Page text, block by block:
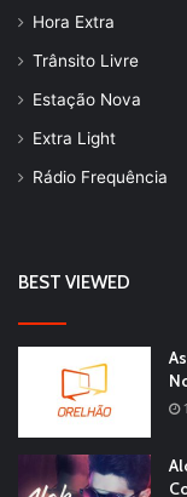
Hora Extra
Trânsito Livre
Estação Nova
Extra Light
Rádio Frequência
BEST VIEWED